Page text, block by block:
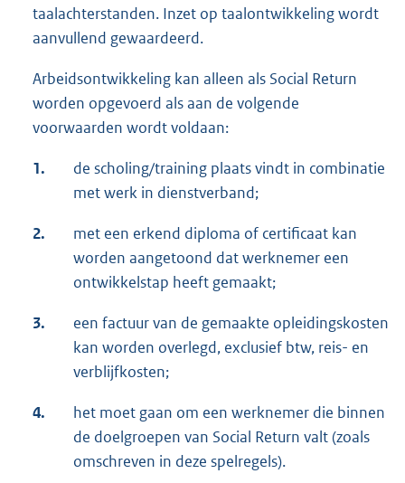
taalachterstanden. Inzet op taalontwikkeling wordt
aanvullend gewaardeerd.
Arbeidsontwikkeling kan alleen als Social Return
worden opgevoerd als aan de volgende
voorwaarden wordt voldaan:
1.
de scholing/training plaats vindt in combinatie
met werk in dienstverband;
2.
met een erkend diploma of certificaat kan
worden aangetoond dat werknemer een
ontwikkelstap heeft gemaakt;
3.
een factuur van de gemaakte opleidingskosten
kan worden overlegd, exclusief btw, reis- en
verblijfkosten;
4.
het moet gaan om een werknemer die binnen
de doelgroepen van Social Return valt (zoals
omschreven in deze spelregels).